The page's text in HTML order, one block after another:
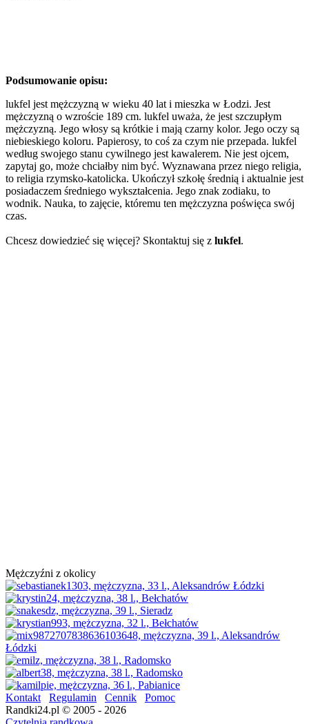
Podsumowanie opisu:
lukfel jest mężczyzną w wieku 40 lat i mieszka w Łodzi. Jest
mężczyzną o wzroście 189 cm. lukfel uważa, że jest szczupłym
mężczyzną. Jego włosy są krótkie i mają czarny kolor. Jego oczy są
niebieskiego koloru. Papierosy, to coś za czym nie przepada. lukfel
według swojego stanu cywilnego jest kawalerem. Nie jest ojcem,
zapytaj go, może chciałby nim być. Wyznawana przez niego religia,
to religia rzymsko-katolicka. Ukończył szkołę średnią i aktualnie jest
posiadaczem średniego wykształcenia. Jego znak zodiaku, to
wodnik. Nauka, to zajęcie, któremu ten mężczyzna poświęca swój
czas.
Chcesz dowiedzieć się więcej? Skontaktuj się z lukfel.
Mężczyźni z okolicy
Kontakt Regulamin Cennik
Pomoc
Randki24.pl © 2005 - 2026